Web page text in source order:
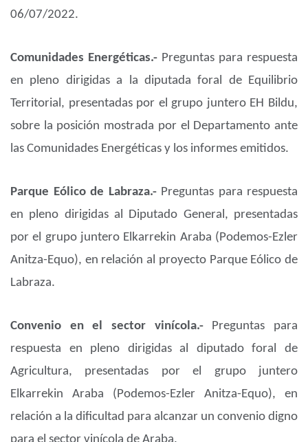
06/07/2022.
Comunidades Energéticas.- Preguntas para respuesta
en pleno dirigidas a la diputada foral de Equilibrio
Territorial, presentadas por el grupo juntero EH Bildu,
sobre la posición mostrada por el Departamento ante
las Comunidades Energéticas y los informes emitidos.
Parque Eólico de Labraza.- Preguntas para respuesta
en pleno dirigidas al Diputado General, presentadas
por el grupo juntero Elkarrekin Araba (Podemos-Ezler
Anitza-Equo), en relación al proyecto Parque Eólico de
Labraza.
Convenio en el sector vinícola.- Preguntas para
respuesta en pleno dirigidas al diputado foral de
Agricultura, presentadas por el grupo juntero
Elkarrekin Araba (Podemos-Ezler Anitza-Equo), en
relación a la dificultad para alcanzar un convenio digno